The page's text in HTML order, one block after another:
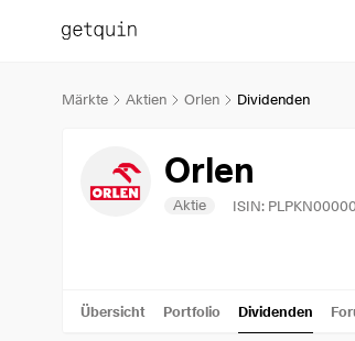
Märkte Aktien Orlen Dividenden
Orlen
Aktie ISIN:
Übersicht Portfolio Dividenden